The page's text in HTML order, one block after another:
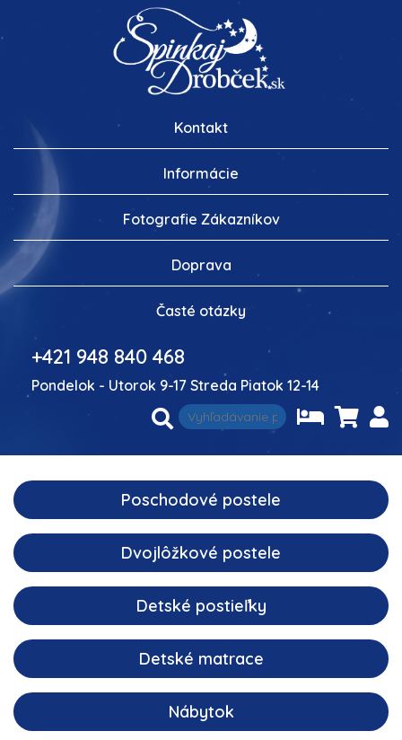
Kontakt
Informácie
Fotografie Zákazníkov
Doprava
Časté otázky
+421 948 840 468
Pondelok - Utorok 9-17 Streda Piatok 12-14
Poschodové postele
Dvojlôžkové postele
Detské postieľky
Detské matrace
Nábytok